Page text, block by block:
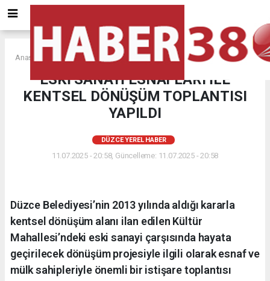
Anasayfa DÜZCE YEREL HABER
ESKİ SANAYİ ESNAFLARI İLE
KENTSEL DÖNÜŞÜM TOPLANTISI
YAPILDI
DÜZCE YEREL HABER
11.07.2025 - 20:58, Güncelleme: 11.07.2025 - 20:58
Düzce Belediyesi’nin 2013 yılında aldığı kararla
kentsel dönüşüm alanı ilan edilen Kültür
Mahallesi’ndeki eski sanayi çarşısında hayata
geçirilecek dönüşüm projesiyle ilgili olarak esnaf ve
mülk sahipleriyle önemli bir istişare toplantısı